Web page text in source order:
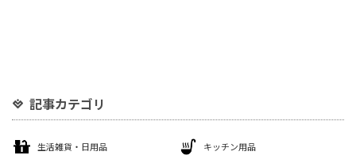
記事カテゴリ
生活雑貨・日用品 キッチン用品